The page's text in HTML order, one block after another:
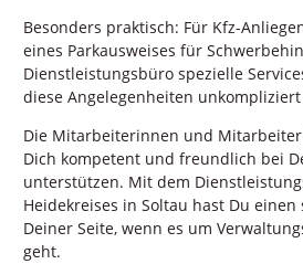
Besonders praktisch: Für Kfz-
eines Parkausweises für
Dienstleistungsbüro spezielle
diese Angelegenheiten
Die Mitarbeiterinnen und
Dich kompetent und freundlich bei
unterstützen. Mit dem
Heidekreises in Soltau hast Du
Deiner Seite, wenn es um
geht.